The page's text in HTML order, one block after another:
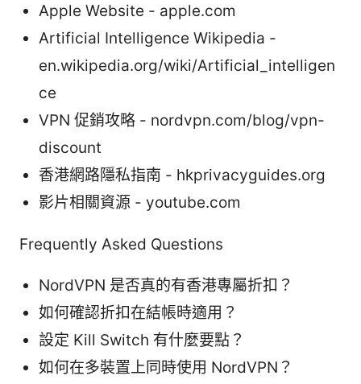
Apple Website - apple.com
Artificial Intelligence Wikipedia -
en.wikipedia.org/wiki/Artificial_intelligen
ce
VPN 促銷攻略 - nordvpn.com/blog/vpn-
discount
香港網路隱私指南 - hkprivacyguides.org
影片相關資源 - youtube.com
Frequently Asked Questions
NordVPN 是否真的有香港專屬折扣？
如何確認折扣在結帳時適用？
設定 Kill Switch 有什麼要點？
如何在多裝置上同時使用 NordVPN？